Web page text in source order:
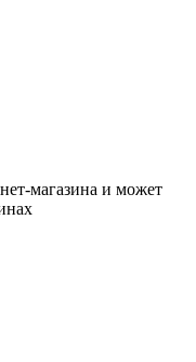
магазина и может